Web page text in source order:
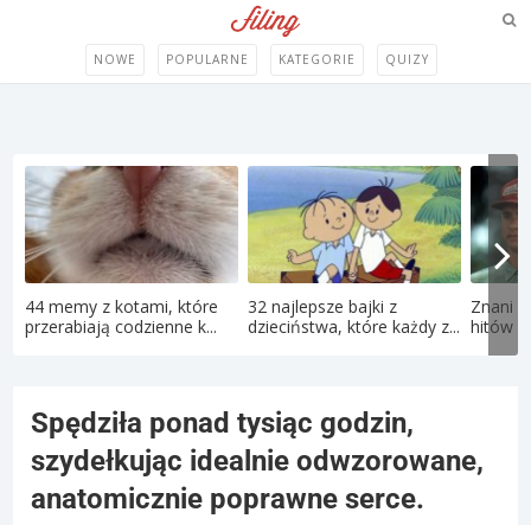
NOWE POPULARNE KATEGORIE QUIZY
44 memy z kotami, które
przerabiają codzienne k...
32 najlepsze bajki z
dzieciństwa, które każdy z...
Znani
hitów
Spędziła ponad tysiąc godzin,
szydełkując idealnie odwzorowane,
anatomicznie poprawne serce.